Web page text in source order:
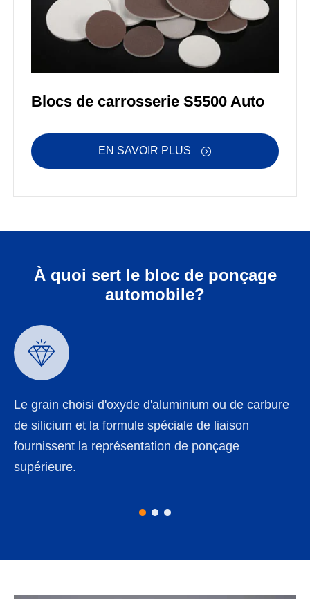
Blocs de carrosserie S5500 Auto
EN SAVOIR PLUS 
À quoi sert le bloc de ponçage
automobile?

Le grain choisi d'oxyde d'aluminium ou de carbure
de silicium et la formule spéciale de liaison
fournissent la représentation de ponçage
supérieure.